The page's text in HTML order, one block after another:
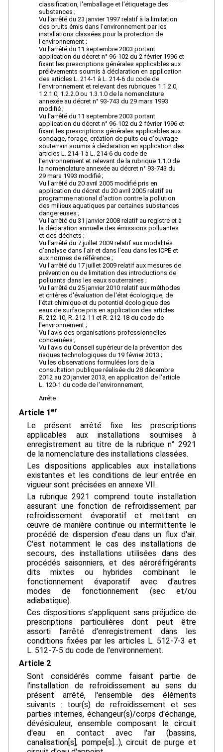
classification, l'emballage et l'étiquetage des
substances ;
Vu l'arrêté du 23 janvier 1997 relatif à la limitation
des bruits émis dans l'environnement par les
installations classées pour la protection de
l'environnement ;
Vu l'arrêté du 11 septembre 2003 portant
application du décret n° 96-102 du 2 février 1996 et
fixant les prescriptions générales applicables aux
prélèvements soumis à déclaration en application
des articles L. 214-1 à L. 214-6 du code de
l'environnement et relevant des rubriques 1.1.2.0,
1.2.1.0, 1.2.2.0 ou 1.3.1.0 de la nomenclature
annexée au décret n° 93-743 du 29 mars 1993
modifié ;
Vu l'arrêté du 11 septembre 2003 portant
application du décret n° 96-102 du 2 février 1996 et
fixant les prescriptions générales applicables aux
sondage, forage, création de puits ou d'ouvrage
souterrain soumis à déclaration en application des
articles L. 214-1 à L. 214-6 du code de
l'environnement et relevant de la rubrique 1.1.0 de
la nomenclature annexée au décret n° 93-743 du
29 mars 1993 modifié ;
Vu l'arrêté du 20 avril 2005 modifié pris en
application du décret du 20 avril 2005 relatif au
programme national d'action contre la pollution
des milieux aquatiques par certaines substances
dangereuses ;
Vu l'arrêté du 31 janvier 2008 relatif au registre et à
la déclaration annuelle des émissions polluantes
et des déchets ;
Vu l'arrêté du 7 juillet 2009 relatif aux modalités
d'analyse dans l'air et dans l'eau dans les ICPE et
aux normes de référence ;
Vu l'arrêté du 17 juillet 2009 relatif aux mesures de
prévention ou de limitation des introductions de
polluants dans les eaux souterraines ;
Vu l'arrêté du 25 janvier 2010 relatif aux méthodes
et critères d'évaluation de l'état écologique, de
l'état chimique et du potentiel écologique des
eaux de surface pris en application des articles
R. 212-10, R. 212-11 et R. 212-18 du code de
l'environnement ;
Vu l'avis des organisations professionnelles
concernées ;
Vu l'avis du Conseil supérieur de la prévention des
risques technologiques du 19 février 2013 ;
Vu les observations formulées lors de la
consultation publique réalisée du 28 décembre
2012 au 20 janvier 2013, en application de l'article
L. 120-1 du code de l'environnement,
Arrête :
Article 1er
Le présent arrêté fixe les prescriptions
applicables aux installations soumises à
enregistrement au titre de la rubrique n° 2921
de la nomenclature des installations classées.
Les dispositions applicables aux installations
existantes et les conditions de leur entrée en
vigueur sont précisées en annexe VII.
La rubrique 2921 comprend toute installation
assurant une fonction de refroidissement par
refroidissement évaporatif et mettant en
œuvre de manière continue ou intermittente le
procédé de dispersion d'eau dans un flux d'air.
C'est notamment le cas des installations de
secours, des installations utilisées dans des
procédés saisonniers, et des aéroréfrigérants
dits mixtes ou hybrides combinant le
fonctionnement évaporatif avec d'autres
modes de fonctionnement (sec et/ou
adiabatique).
Ces dispositions s'appliquent sans préjudice de
prescriptions particulières dont peut être
assorti l'arrêté d'enregistrement dans les
conditions fixées par les articles L. 512-7-3 et
L. 512-7-5 du code de l'environnement.
Article 2
Sont considérés comme faisant partie de
l'installation de refroidissement au sens du
présent arrêté, l'ensemble des éléments
suivants : tour(s) de refroidissement et ses
parties internes, échangeur(s)/corps d'échange,
dévésiculeur, ensemble composant le circuit
d'eau en contact avec l'air (bassins,
canalisation[s], pompe[s]...), circuit de purge et